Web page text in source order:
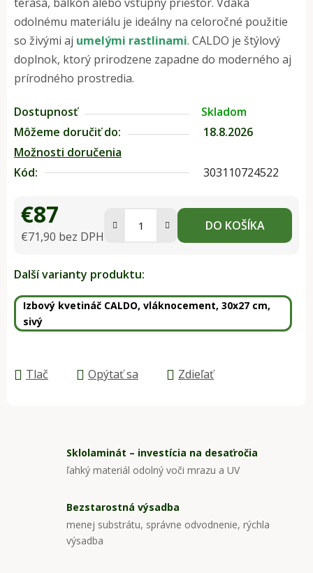
odolnému materiálu je ideálny na celoročné použitie
so živými aj umelými rastlinami. CALDO je štýlový
doplnok, ktorý prirodzene zapadne do moderného aj
prírodného prostredia.
Dostupnosť
Skladom
Môžeme doručiť do:
18.8.2026
Možnosti doručenia
Kód:
303110724522
€87
€71,90 bez DPH
DO KOŠÍKA
Další varianty produktu:
Izbový kvetináč CALDO, vláknocement, 30x27 cm,
sivý
Tlač Opýtať sa Zdieľať
Sklolaminát – investícia na desaťročia
ľahký materiál odolný voči mrazu a UV
Bezstarostná výsadba
menej substrátu, správne odvodnenie, rýchla
výsadba